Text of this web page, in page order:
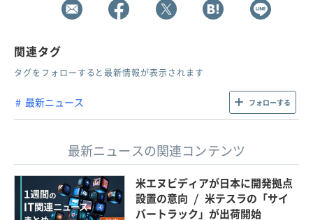
関連タグ
タグをフォローすると最新情報が表示されます
最新ニュース フォローする
最新ニュースの関連コンテンツ
米エヌビディアが日本に開発拠点
設置の意向 / 米テスラの「サイ
バートラック」が出荷開始